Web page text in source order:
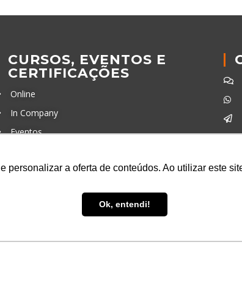
personalizar a oferta de conteúdos. Ao utilizar este
Ok, entendi!
CURSOS, EVENTOS E
CERTIFICAÇÕES
Online
In Company
Eventos